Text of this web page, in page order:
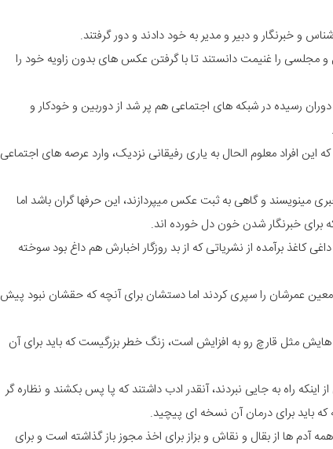
و خبرنگار و دبیر و مدیر به خود دادند و دور گرفتند.
را غنیمت دانستند تا با گرفتن عکس های بدون زاویه خود را
دوران رسیده در شبکه های اجتماعی هم پر شد از دوربین و خودکار و
افراد معلوم الحال به یاری رفیقانی نزدیک، وارد عرصه های اجتماعی
مینویسند و گاهی به ثبت عکس میپردازند، این حرفها گران باشد اما
برای خبرنگار شدن خون دل خورده اند.
کاغذ برآمده از نشریاتی که از بد روزگار اخبارش هم داغ بود سوخته
معین عمرشان را سپری کردند اما دستشان برای آنچه که حقشان نبود پیش
مثل قارچ رو به افزایش است، زنگ خطر بزرگیست که باید برای آن
راه به جایی نبردند، آنقدر ادب داشتند که پا پس بکشند و نظاره گر
که باید برای درمان آن نسخه ای پیچید.
آدم ها از بقال و نقاش و بزاز برای اخذ مجوز باز گذاشته است و برای